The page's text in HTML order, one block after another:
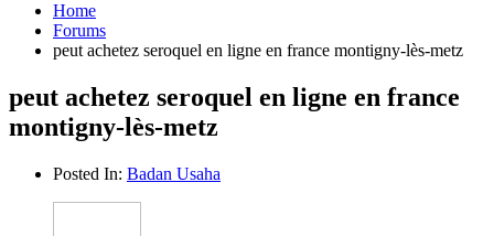
Home
Forums
peut achetez seroquel en ligne en france montigny-lès-metz
peut achetez seroquel en ligne en france
montigny-lès-metz
Posted In: Badan Usaha